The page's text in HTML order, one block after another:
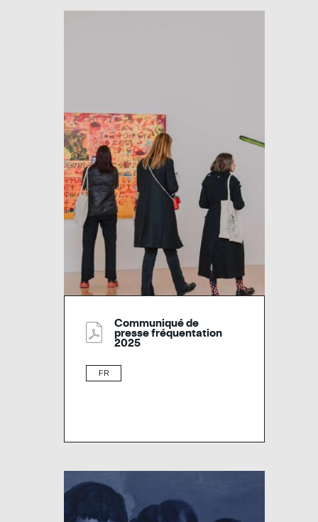
Communiqué de
presse fréquentation
2025
FR
Image